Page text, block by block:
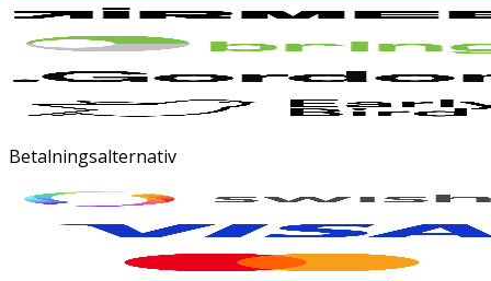
Betalningsalternativ